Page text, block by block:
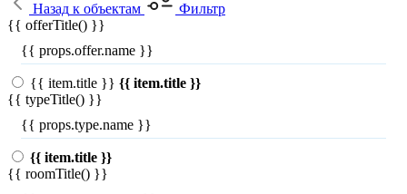
Назад к объектам
Фильтр
{{ offerTitle() }}
{{ props.offer.name }}
{{ item.title }} {{ item.title }}
{{ typeTitle() }}
{{ props.type.name }}
{{ item.title }}
{{ roomTitle() }}